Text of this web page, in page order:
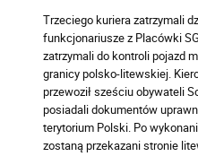
Trzeciego kuriera zatrzymali
funkcjonariusze z Placówki
zatrzymali do kontroli pojazd
granicy polsko-litewskiej.
przewoził sześciu obywateli
posiadali dokumentów
terytorium Polski. Po
zostaną przekazani stronie